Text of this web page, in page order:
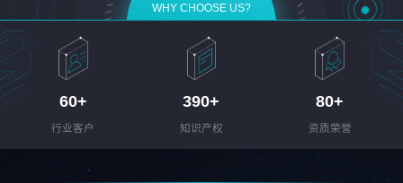
WHY CHOOSE US?
60+
行业客户
390+
知识产权
80+
资质荣誉